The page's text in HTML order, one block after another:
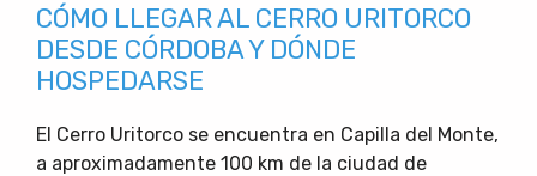
CÓMO LLEGAR AL CERRO URITORCO
DESDE CÓRDOBA Y DÓNDE
HOSPEDARSE
El Cerro Uritorco se encuentra en Capilla del Monte,
a aproximadamente 100 km de la ciudad de